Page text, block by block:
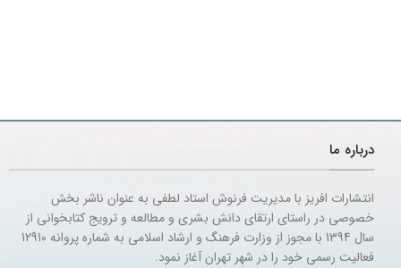
درباره ما
انتشارات افریز با مدیریت فرنوش استاد لطفی به عنوان ناشر بخش
خصوصی در راستای ارتقای دانش بشری و مطالعه و ترویج کتابخوانی از
سال 1394 با مجوز از وزارت فرهنگ و ارشاد اسلامی به شماره پروانه 12910
فعالیت رسمی خود را در شهر تهران آغاز نمود.